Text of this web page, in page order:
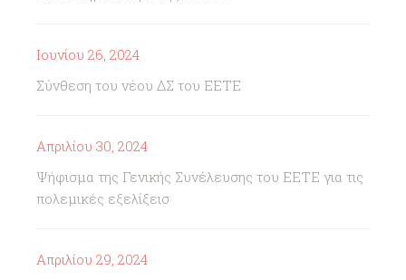
Ιουνίου 26, 2024
Σύνθεση του νέου ΔΣ του ΕΕΤΕ
Απριλίου 30, 2024
Ψήφισμα της Γενικής Συνέλευσης του ΕΕΤΕ για τις
πολεμικές εξελίξεισ
Απριλίου 29, 2024